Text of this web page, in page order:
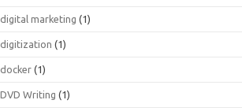
digital marketing (1)
digitization (1)
docker (1)
DVD Writing (1)